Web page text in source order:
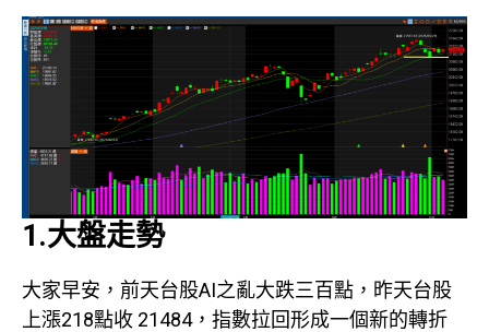
1.大盤走勢
大家早安，前天台股AI之亂大跌三百點，昨天台股
上漲218點收 21484，指數拉回形成一個新的轉折